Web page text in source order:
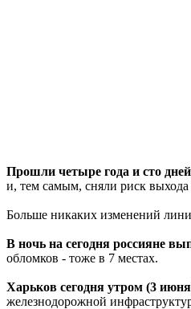
Прошли четыре года и сто
и, тем самым, сняли риск выхода
Больше никаких изменений
В ночь на сегодня россияне
обломков - тоже в 7 местах.
Харьков сегодня утром (3
железнодорожной